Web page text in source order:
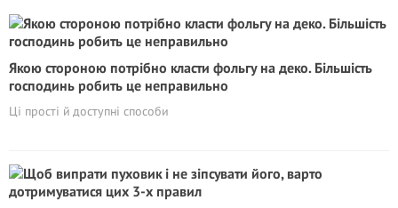
Якою стороною потрібно класти фольгу на деко. Більшість
господинь робить це неправильно
Ці прості й доступні способи